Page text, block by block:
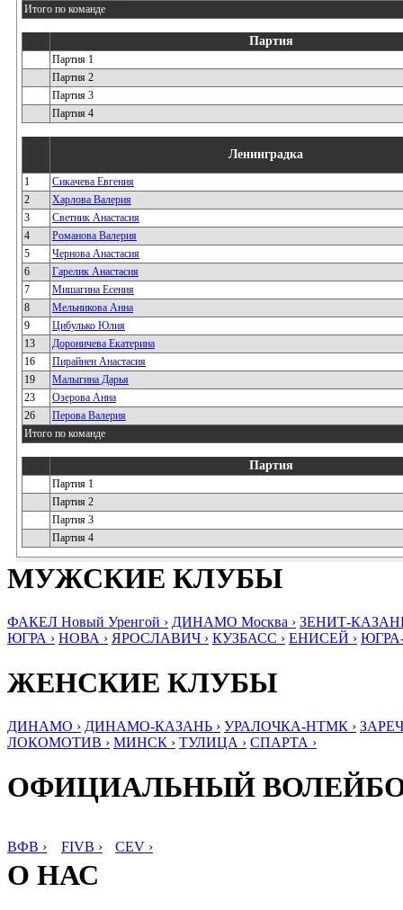
Итого по команде
Партия
Партия 1
Партия 2
Партия 3
Партия 4
Ленинградка
1
Сикачева Евгения
2
Харлова Валерия
3
Светник Анастасия
4
Романова Валерия
5
Чернова Анастасия
6
Гарелик Анастасия
7
Мишагина Есения
8
Мельникова Анна
9
Цибулько Юлия
13
Дороничева Екатерина
16
Пирайнен Анастасия
19
Малыгина Дарья
23
Озерова Анна
26
Перова Валерия
Итого по команде
Партия
Партия 1
Партия 2
Партия 3
Партия 4
МУЖСКИЕ КЛУБЫ
ФАКЕЛ Новый Уренгой › ДИНАМО Москва › ЗЕНИТ-
ЮГРА › НОВА › ЯРОСЛАВИЧ › КУЗБАСС › ЕНИСЕЙ ›
ЖЕНСКИЕ КЛУБЫ
ДИНАМО › ДИНАМО-КАЗАНЬ › УРАЛОЧКА-НТМК ›
ЛОКОМОТИВ › МИНСК › ТУЛИЦА › СПАРТА ›
ОФИЦИАЛЬНЫЙ
ВФВ › FIVB › CEV ›
О НАС